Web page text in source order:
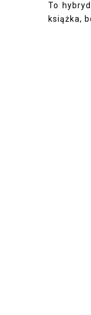
To
książka,